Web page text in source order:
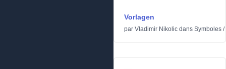
Vorlagen
par Vladimir Nikolic dans Symboles /